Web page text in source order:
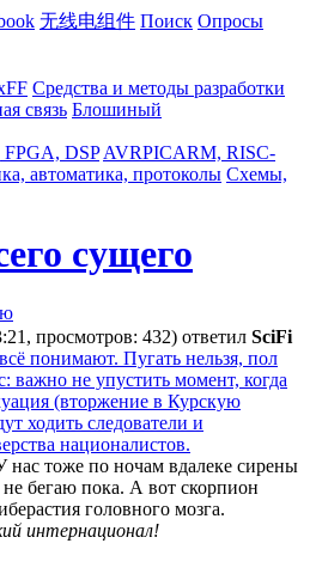
无线电组件 Поиск Опросы
Средства и методы разработки
связь Блошиный
DSP AVRPICARM, RISC-
автоматика, протоколы Схемы,
сущего
просмотров: 432) ответил SciFi
понимают. Пугать нельзя, пол
важно не упустить момент, когда
(вторжение в Курскую
ходить следователи и
националистов.
нас тоже по ночам вдалеке сирены
бегаю пока. А вот скорпион
головного мозга.
интернационал!